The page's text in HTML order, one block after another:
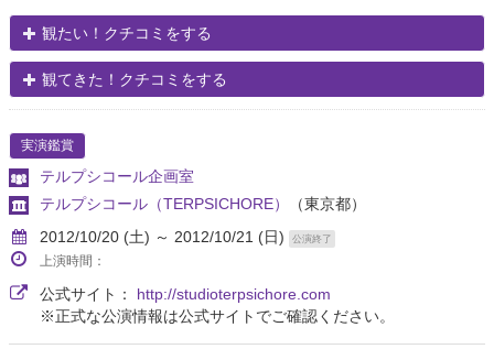
観たい！クチコミをする
観てきた！クチコミをする
実演鑑賞
テルプシコール企画室
テルプシコール（TERPSICHORE）
（東京都）
2012/10/20 (土) ～ 2012/10/21 (日)
公演終了
上演時間：
公式サイト： http://studioterpsichore.com
※正式な公演情報は公式サイトでご確認ください。